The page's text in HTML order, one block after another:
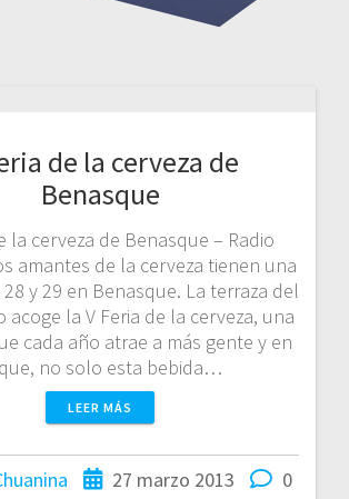
de la cerveza de
Benasque
la cerveza de Benasque – Radio
amantes de la cerveza tienen una
y 29 en Benasque. La terraza del
acoge la V Feria de la cerveza, una
cada año atrae a más gente y en
no solo esta bebida…
LEER MÁS
27 marzo 2013 0